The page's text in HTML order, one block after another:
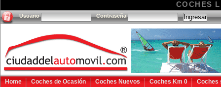
COCHES
Usuario Contraseña
Home Coches de Ocasión Coches Nuevos Coches Km 0 Coches